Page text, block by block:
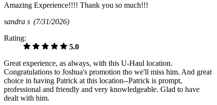
Amazing Experience!!!! Thank you so much!!!
sandra s (7/31/2026)
Rating:
5.0
Great experience, as always, with this U-Haul location.
Congratulations to Joshua's promotion tho we'll miss him. And great
choice in having Patrick at this location--Patrick is prompt,
professional and friendly and very knowledgeable. Glad to have
dealt with him.